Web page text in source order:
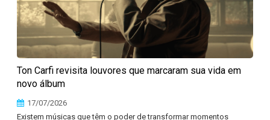
Ton Carfi revisita louvores que marcaram sua vida em
novo álbum
17/07/2026
Existem músicas que têm o poder de transformar momentos